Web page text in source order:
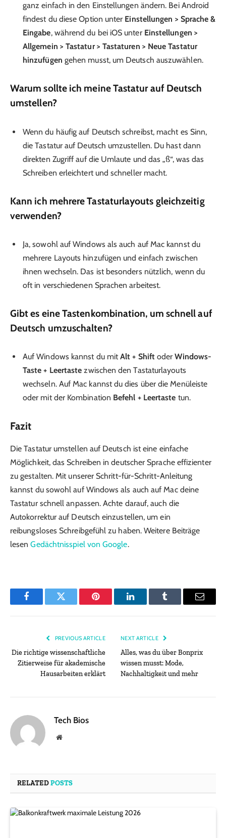
ganz einfach in den Einstellungen ändern. Bei Android
findest du diese Option unter Einstellungen > Sprache &
Eingabe, während du bei iOS unter Einstellungen >
Allgemein > Tastatur > Tastaturen > Neue Tastatur
hinzufügen gehen musst, um Deutsch auszuwählen.
Warum sollte ich meine Tastatur auf Deutsch
umstellen?
Wenn du häufig auf Deutsch schreibst, macht es Sinn,
die Tastatur auf Deutsch umzustellen. Du hast dann
direkten Zugriff auf die Umlaute und das „ß“, was das
Schreiben erleichtert und schneller macht.
Kann ich mehrere Tastaturlayouts gleichzeitig
verwenden?
Ja, sowohl auf Windows als auch auf Mac kannst du
mehrere Layouts hinzufügen und einfach zwischen
ihnen wechseln. Das ist besonders nützlich, wenn du
oft in verschiedenen Sprachen arbeitest.
Gibt es eine Tastenkombination, um schnell auf
Deutsch umzuschalten?
Auf Windows kannst du mitAlt + ShiftoderWindows-
Taste + Leertaste zwischen den Tastaturlayouts
wechseln. Auf Mac kannst du dies über die Menüleiste
oder mit der Kombination Befehl + Leertaste tun.
Fazit
Die Tastatur umstellen auf Deutsch ist eine einfache
Möglichkeit, das Schreiben in deutscher Sprache effizienter
zu gestalten. Mit unserer Schritt-für-Schritt-Anleitung
kannst du sowohl auf Windows als auch auf Mac deine
Tastatur schnell anpassen. Achte darauf, auch die
Autokorrektur auf Deutsch einzustellen, um ein
reibungsloses Schreibgefühl zu haben. Weitere Beiträge
lesenGedächtnisspiel von Google.
FacebookTwitter Pinterest LinkedInTumblr Email
PREVIOUS ARTICLE
Die richtige wissenschaftliche
Zitierweise für akademische
Hausarbeiten erklärt
NEXT ARTICLE
Alles, was du über Bonprix
wissen musst: Mode,
Nachhaltigkeit und mehr
Tech Bios
Website
RELATEDPOSTS